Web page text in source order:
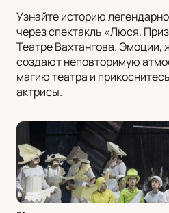
Узнайте историю
через спектакль «Люся.
Театре Вахтангова. Эмоции,
создают неповторимую
магию театра и
актрисы.